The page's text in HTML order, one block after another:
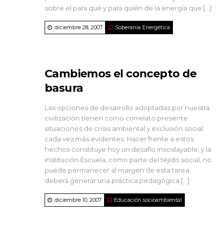
sobre el para qué y para quién de la energía que […]
diciembre 28, 2007 Soberanía Energética
Cambiemos el concepto de
basura
Las opciones de desarrollo adoptadas por nuestra
civilización tienen como correlato presente
situaciones de crisis ambiental y exclusión social
cada vez más evidentes. Hacer frente a estos
hechos constituye hoy un desafío insoslayable, y la
institución Escuela, como parte del tejido social, no
puede permanecer al margen de esta tarea:
deberá generar una práctica pedagógica […]
diciembre 10, 2007 Educación socioambiental